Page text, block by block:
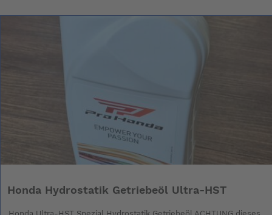
Honda Hydrostatik Getriebeöl Ultra-HST